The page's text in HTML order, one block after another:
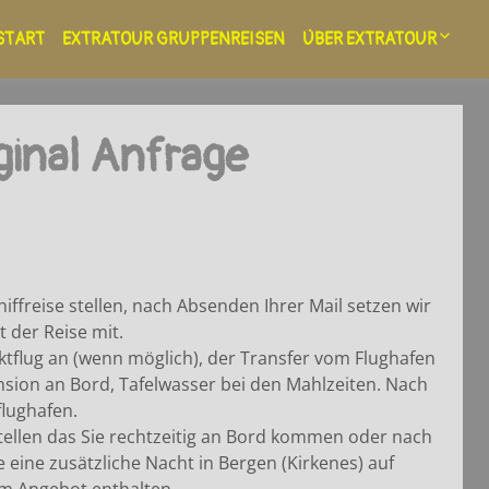
EXTRATOUR GRUPPENREISEN ÜBER EXTRATOUR
Kontakt
Extratour Reisebüro
Weiterbildungen
Reiseführer
Anfrage
stellen, nach Absenden Ihrer Mail setzen wir
der Reise mit.
an (wenn möglich), der Transfer vom Flughafen
an Bord, Tafelwasser bei den Mahlzeiten. Nach
das Sie rechtzeitig an Bord kommen oder nach
zusätzliche Nacht in Bergen (Kirkenes) auf